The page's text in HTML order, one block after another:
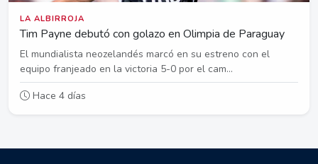
LA ALBIRROJA
Tim Payne debutó con golazo en Olimpia de Paraguay
El mundialista neozelandés marcó en su estreno con el
equipo franjeado en la victoria 5-0 por el cam...
Hace 4 días